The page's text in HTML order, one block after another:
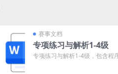
赛事文档
专项练习与解析1-4级
专项练习与解析1-4级，包含程